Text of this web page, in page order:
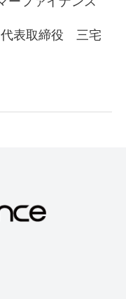
表取締役 三宅